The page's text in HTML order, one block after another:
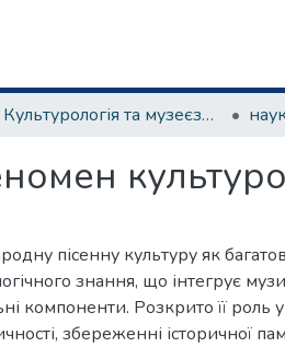
Культурологія та музеєзнавство
пісенну культуру як
знання, що інтегрує
компоненти. Розкрито її роль
збереженні історичної